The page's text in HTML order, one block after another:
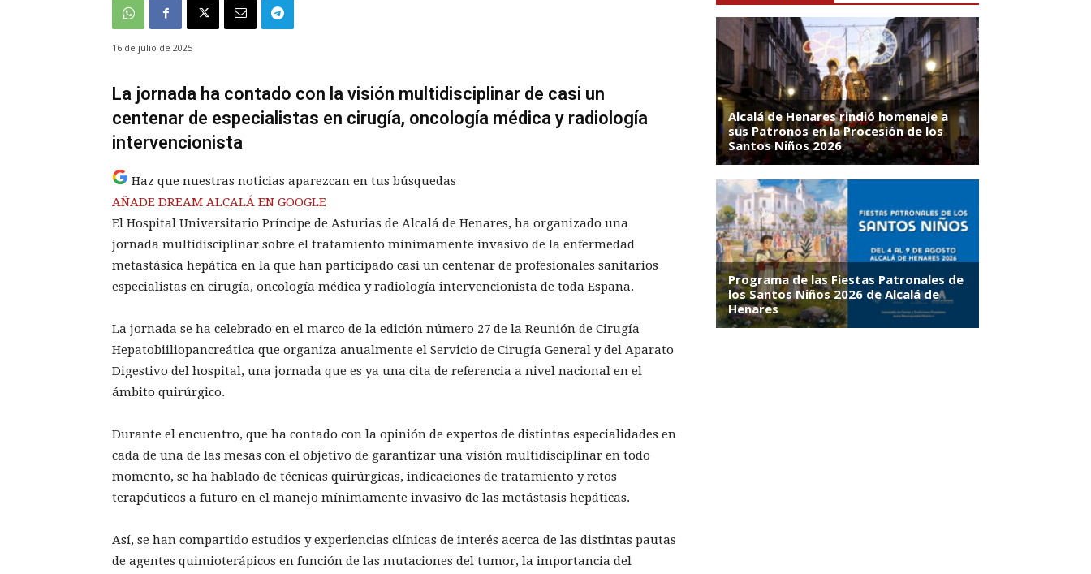
16 de julio de 2025
La jornada ha contado con la visión multidisciplinar de casi un
centenar de especialistas en cirugía, oncología médica y radiología
intervencionista
Haz que nuestras noticias aparezcan en tus búsquedas
AÑADE DREAM ALCALÁ EN GOOGLE
El Hospital Universitario Príncipe de Asturias de Alcalá de Henares, ha organizado una
jornada multidisciplinar sobre el tratamiento mínimamente invasivo de la enfermedad
metastásica hepática en la que han participado casi un centenar de profesionales sanitarios
especialistas en cirugía, oncología médica y radiología intervencionista de toda España.
La jornada se ha celebrado en el marco de la edición número 27 de la Reunión de Cirugía
Hepatobiiliopancreática que organiza anualmente el Servicio de Cirugía General y del Aparato
Digestivo del hospital, una jornada que es ya una cita de referencia a nivel nacional en el
ámbito quirúrgico.
Durante el encuentro, que ha contado con la opinión de expertos de distintas especialidades en
cada de una de las mesas con el objetivo de garantizar una visión multidisciplinar en todo
momento, se ha hablado de técnicas quirúrgicas, indicaciones de tratamiento y retos
terapéuticos a futuro en el manejo mínimamente invasivo de las metástasis hepáticas.
Así, se han compartido estudios y experiencias clínicas de interés acerca de las distintas pautas
de agentes quimioterápicos en función de las mutaciones del tumor, la importancia del